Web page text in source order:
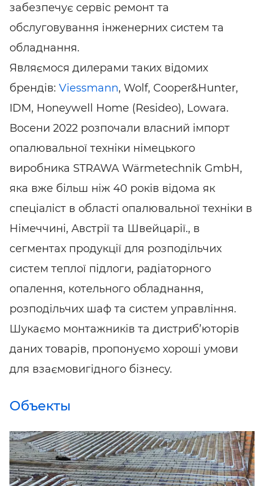
забезпечує сервіс ремонт та
обслуговування інженерних систем та
обладнання.
Являємося дилерами таких відомих
брендів: Viessmann, Wolf, Cooper&Hunter,
IDM, Honeywell Home (Resideo), Lowara.
Восени 2022 розпочали власний імпорт
опалювальної техніки німецького
виробника STRAWA Wärmetechnik GmbH,
яка вже більш ніж 40 років відома як
спеціаліст в області опалювальної техніки в
Німеччині, Австрії та Швейцарії., в
сегментах продукції для розподільчих
систем теплої підлоги, радіаторного
опалення, котельного обладнання,
розподільчих шаф та систем управління.
Шукаємо монтажників та дистриб’юторів
даних товарів, пропонуємо хороші умови
для взаємовигідного бізнесу.
Объекты